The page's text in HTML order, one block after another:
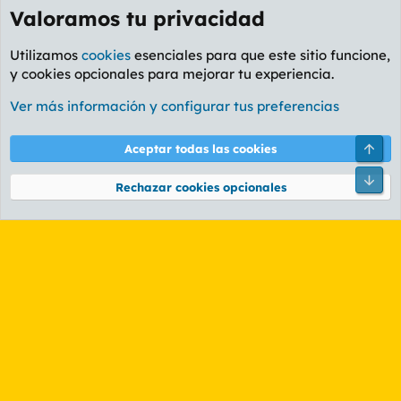
Foro General
Cookies
PL OLDSTYLE AMARILLO
Términos y reglas Política de privacidad Ayuda
Community platform by XenForo® © 2010-2026 XenForo Ltd.
Valoramos tu privacidad
Utilizamos cookies esenciales para que este sitio funcione,
y cookies opcionales para mejorar tu experiencia.
Ver más información y configurar tus preferencias
Aceptar todas las cookies
Rechazar cookies opcionales
Pie